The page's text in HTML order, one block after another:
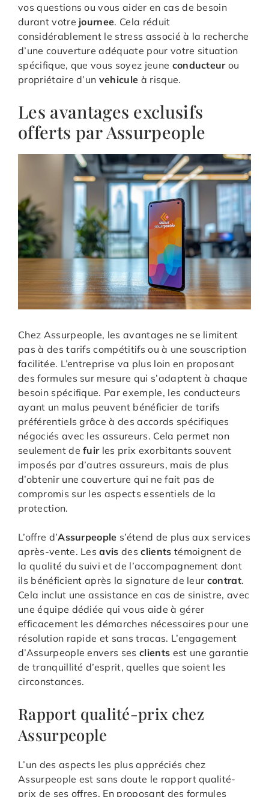
vos questions ou vous aider en cas de besoin
durant votre journee. Cela réduit
considérablement le stress associé à la recherche
d’une couverture adéquate pour votre situation
spécifique, que vous soyez jeune conducteurou
propriétaire d’un vehicule à risque.
Les avantages exclusifs
offerts par Assurpeople
Chez Assurpeople, les avantages ne se limitent
pas à des tarifs compétitifs ou à une souscription
facilitée. L’entreprise va plus loin en proposant
des formules sur mesure qui s’adaptent à chaque
besoin spécifique. Par exemple, les conducteurs
ayant un malus peuvent bénéficier de tarifs
préférentiels grâce à des accords spécifiques
négociés avec les assureurs. Cela permet non
seulement defuirles prix exorbitants souvent
imposés par d’autres assureurs, mais de plus
d’obtenir une couverture qui ne fait pas de
compromis sur les aspects essentiels de la
protection.
L’offre d’Assurpeople s’étend de plus aux services
après-vente. Lesavis desclients témoignent de
la qualité du suivi et de l’accompagnement dont
ils bénéficient après la signature de leur contrat.
Cela inclut une assistance en cas de sinistre, avec
une équipe dédiée qui vous aide à gérer
efficacement les démarches nécessaires pour une
résolution rapide et sans tracas. L’engagement
d’Assurpeople envers sesclients est une garantie
de tranquillité d’esprit, quelles que soient les
circonstances.
Rapport qualité-prix chez
Assurpeople
L’un des aspects les plus appréciés chez
Assurpeople est sans doute le rapport qualité-
prix de ses offres. En proposant des formules